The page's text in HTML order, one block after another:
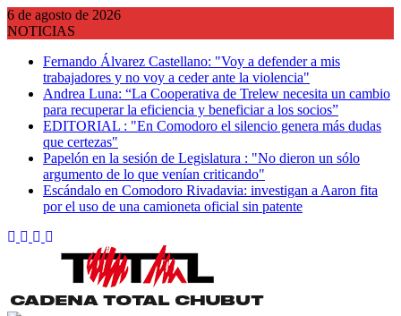
Saltar
al
6 de agosto de 2026
NOTICIAS
Fernando Álvarez Castellano: "Voy a defender a mis
trabajadores y no voy a ceder ante la violencia"
Andrea Luna: “La Cooperativa de Trelew necesita un cambio
para recuperar la eficiencia y beneficiar a los socios”
EDITORIAL : "En Comodoro el silencio genera más dudas
que certezas"
Papelón en la sesión de Legislatura : "No dieron un sólo
argumento de lo que venían criticando"
Escándalo en Comodoro Rivadavia: investigan a Aaron fita
por el uso de una camioneta oficial sin patente